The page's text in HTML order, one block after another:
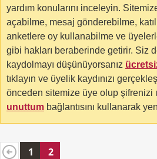
yardım konularını inceleyin.
açabilme, mesaj gönderebilme,
anketlere oy kullanabilme ve
gibi hakları beraberinde getirir. Siz
kaydolmayı düşünüyorsanız
tıklayın ve üyelik kaydınızı
önceden sitemize üye olup şifrenizi
unuttum bağlantısını kullanarak
1 2